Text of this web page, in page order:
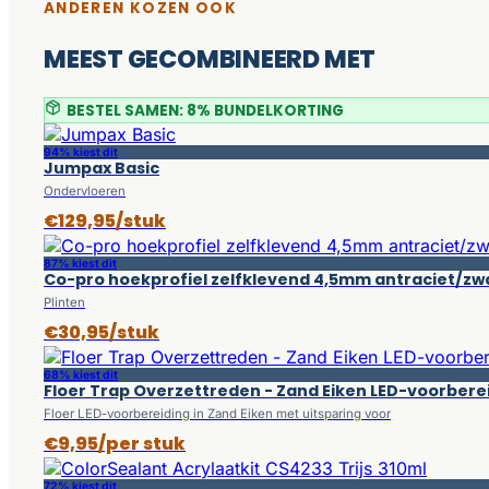
ANDEREN KOZEN OOK
MEEST GECOMBINEERD MET
BESTEL SAMEN: 8% BUNDELKORTING
94% kiest dit
Jumpax Basic
Ondervloeren
€129,95/stuk
87% kiest dit
Co-pro hoekprofiel zelfklevend 4,5mm antraciet/
Plinten
€30,95/stuk
68% kiest dit
Floer Trap Overzettreden - Zand Eiken LED-
Floer LED-voorbereiding in Zand Eiken met uitsparing voor
€9,95/per stuk
72% kiest dit